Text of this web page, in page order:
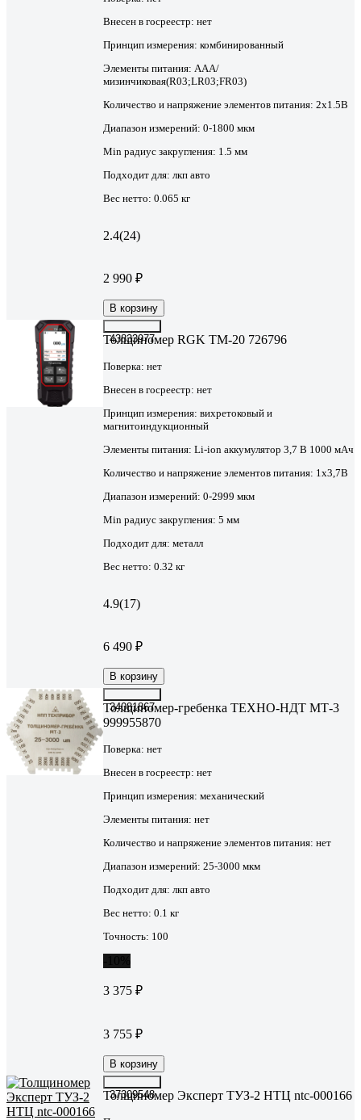
Внесен в госреестр: нет
Принцип измерения: комбинированный
Элементы питания: AAA/
мизинчиковая(R03;LR03;FR03)
Количество и напряжение элементов питания: 2х1.5B
Диапазон измерений: 0-1800 мкм
Min радиус закругления: 1.5 мм
Подходит для: лкп авто
Вес нетто: 0.065 кг
2.4(24)
2 990 ₽
В корзину
43833977
Толщиномер RGK TM-20 726796
Поверка: нет
Внесен в госреестр: нет
Принцип измерения: вихретоковый и
магнитоиндукционный
Элементы питания: Li-ion аккумулятор 3,7 В 1000 мАч
Количество и напряжение элементов питания: 1x3,7В
Диапазон измерений: 0-2999 мкм
Min радиус закругления: 5 мм
Подходит для: металл
Вес нетто: 0.32 кг
4.9(17)
6 490 ₽
В корзину
34081867
Толщиномер-гребенка ТЕХНО-НДТ МТ-3
999955870
Поверка: нет
Внесен в госреестр: нет
Принцип измерения: механический
Элементы питания: нет
Количество и напряжение элементов питания: нет
Диапазон измерений: 25-3000 мкм
Подходит для: лкп авто
Вес нетто: 0.1 кг
Точность: 100
3 375 ₽
3 755 ₽
В корзину
37309548
Толщиномер Эксперт ТУЗ-2 НТЦ ntc-000166